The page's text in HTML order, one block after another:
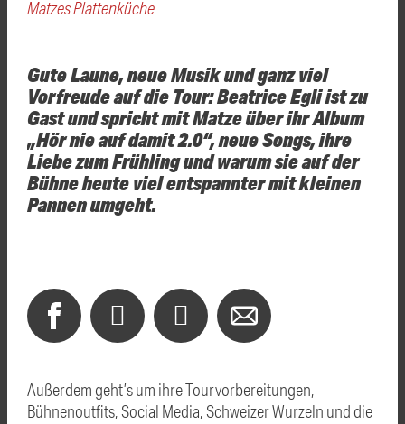
Matzes Plattenküche
Gute Laune, neue Musik und ganz viel
Vorfreude auf die Tour: Beatrice Egli ist zu
Gast und spricht mit Matze über ihr Album
„Hör nie auf damit 2.0“, neue Songs, ihre
Liebe zum Frühling und warum sie auf der
Bühne heute viel entspannter mit kleinen
Pannen umgeht.
Außerdem geht’s um ihre Tourvorbereitungen,
Bühnenoutfits, Social Media, Schweizer Wurzeln und die